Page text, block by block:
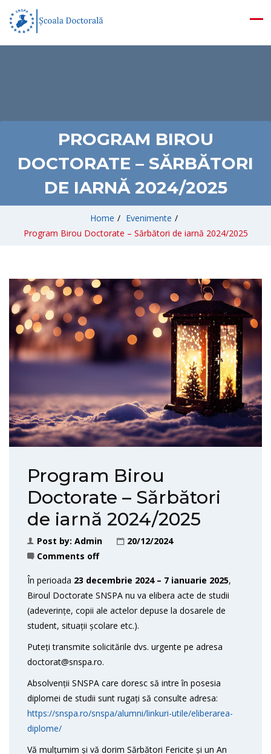
PROGRAM BIROU
DOCTORATE – SĂRBĂTORI
DE IARNĂ 2024/2025
Home / Evenimente /
Program Birou Doctorate – Sărbători de iarnă 2024/2025
Program Birou
Doctorate – Sărbători
de iarnă 2024/2025
Post by: Admin
20/12/2024
Comments off
În perioada 23 decembrie 2024 – 7 ianuarie 2025,
Biroul Doctorate SNSPA nu va elibera acte de studii
(adeverințe, copii ale actelor depuse la dosarele de
student, situații școlare etc.).
Puteți transmite solicitările dvs. urgente pe adresa
doctorat@snspa.ro.
Absolvenții SNSPA care doresc să intre în posesia
diplomei de studii sunt rugați să consulte adresa:
https://snspa.ro/snspa/alumni/linkuri-utile/eliberarea-
diplome/
Vă mulțumim și vă dorim Sărbători Fericite și un An